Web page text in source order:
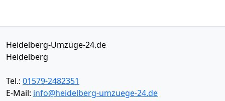
Heidelberg-Umzüge-24.de
Heidelberg
Tel.: 01579-2482351
E-Mail: info@heidelberg-umzuege-24.de